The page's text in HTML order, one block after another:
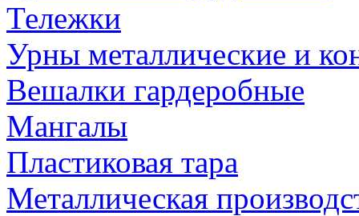
Тележки
Урны металлические и
Вешалки гардеробные
Мангалы
Пластиковая тара
Металлическая